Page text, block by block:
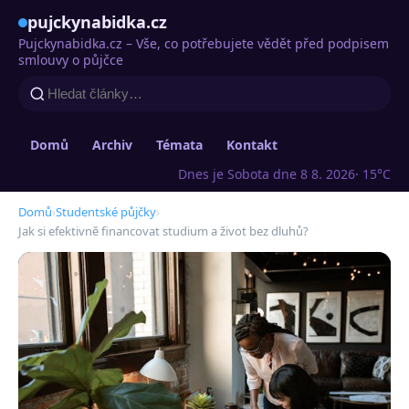
pujckynabidka.cz
Pujckynabidka.cz – Vše, co potřebujete vědět před podpisem
smlouvy o půjčce
Domů Archiv Témata
Kontakt
Dnes je Sobota dne 8 8. 2026· 15°C
Domů›Studentské půjčky›
Jak si efektivně financovat studium a život bez dluhů?